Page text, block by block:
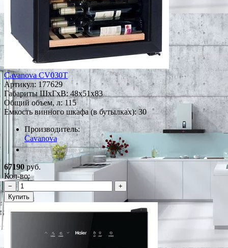
Cavanova CV030T
Артикул:177629
Габариты ШxГxВ: 48x51x83
Общий объем, л: 115
Емкость винного шкафа (в бутылках): 30
Производитель:
Cavanova
*Наличие уточняйте у менеджера
67190 руб.
Кол-во:
−
+
Купить